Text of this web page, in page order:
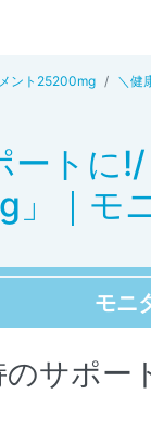
ント25200mg ＼健
ートに
」｜モ
モニ
のサポ